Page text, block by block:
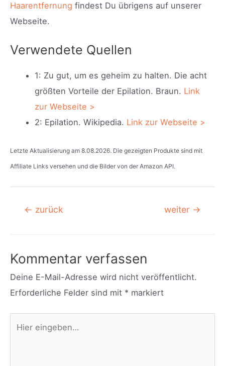
Haarentfernung findest Du übrigens auf unserer
Webseite.
Verwendete Quellen
1: Zu gut, um es geheim zu halten. Die acht
größten Vorteile der Epilation. Braun. Link
zur Webseite >
2: Epilation. Wikipedia. Link zur Webseite >
Letzte Aktualisierung am 8.08.2026. Die gezeigten Produkte sind mit
Affiliate Links versehen und die Bilder von der Amazon API.
Beitragsnavigation
← zurück weiter →
Kommentar verfassen
Deine E-Mail-Adresse wird nicht veröffentlicht.
Erforderliche Felder sind mit * markiert
eingeben…